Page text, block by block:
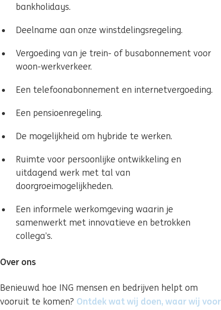
bankholidays.
Deelname aan onze winstdelingsregeling.
Vergoeding van je trein- of busabonnement voor
woon-werkverkeer.
Een telefoonabonnement en internetvergoeding.
Een pensioenregeling.
De mogelijkheid om hybride te werken.
Ruimte voor persoonlijke ontwikkeling en
uitdagend werk met tal van
doorgroeimogelijkheden.
Een informele werkomgeving waarin je
samenwerkt met innovatieve en betrokken
collega’s.
Over ons
Benieuwd hoe ING mensen en bedrijven helpt om
vooruit te komen? Ontdek wat wij doen, waar wij voor